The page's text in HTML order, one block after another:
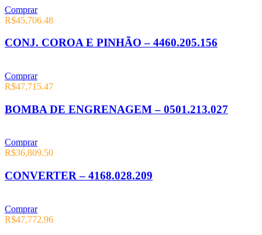
Comprar
R$45,706.48
CONJ. COROA E PINHÃO – 4460.205.156
Comprar
R$47,715.47
BOMBA DE ENGRENAGEM – 0501.213.027
Comprar
R$36,809.50
CONVERTER – 4168.028.209
Comprar
R$47,772.96